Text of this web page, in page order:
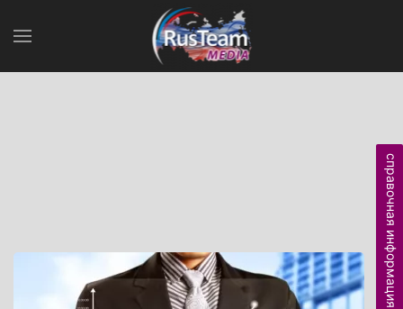
справочная информация